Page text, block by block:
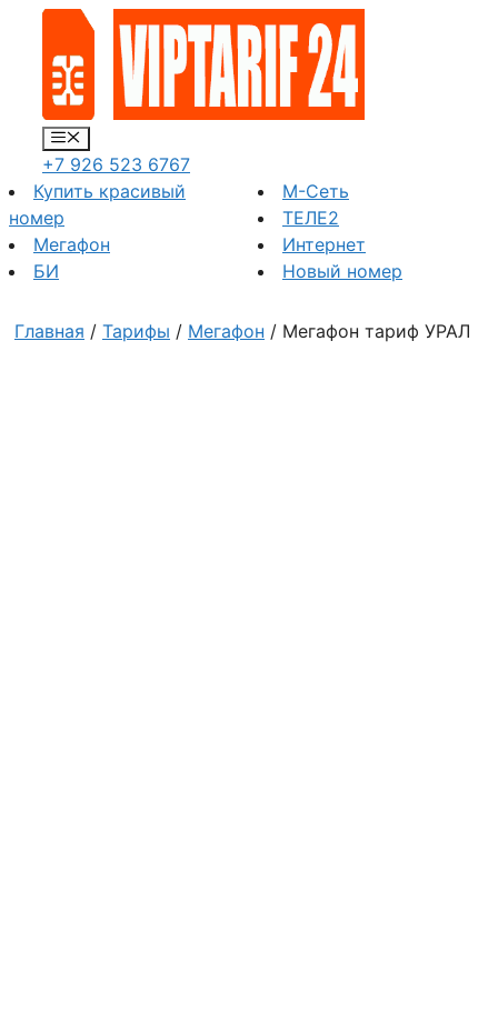
содержимому
Меню
+7 926 523 6767
Купить красивый
номер
Мегафон
БИ
М-Сеть
ТЕЛЕ2
Интернет
Новый номер
Главная / Тарифы / Мегафон / Мегафон тариф УРАЛ